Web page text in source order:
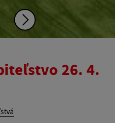
26. 4.